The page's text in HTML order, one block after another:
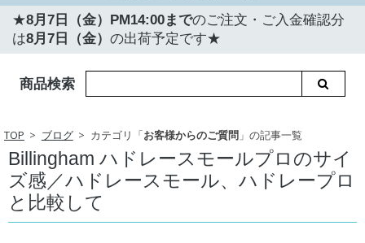
★8月7日（金）PM14:00までのご注文・ご入金確認分
は8月7日（金） の出荷予定です★
商品検索
TOP ブログ カテゴリ「お客様からのご質問 」の記事一覧
Billingham ハドレースモールプロのサイ
ズ感／ハドレースモール、ハドレープロ
と比較して